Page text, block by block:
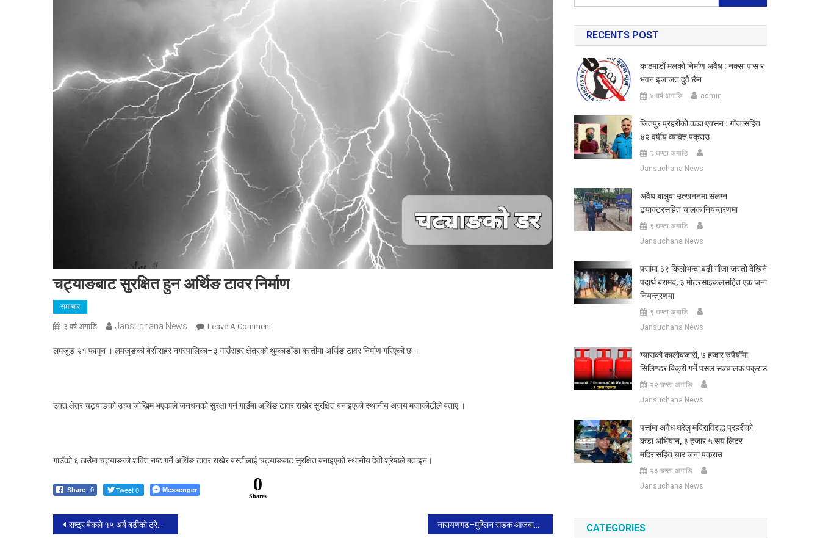
चट्याङबाट सुरक्षित हुन अर्थिङ टावर निर्माण
समाचार
३ वर्ष अगाडि Jansuchana News Leave A CommentOn
सुरक्षित
निर्माण
लमजुङ २१ फागुन । लमजुङको बेसीसहर नगरपालिका–३ गाउँसहर क्षेत्रको थुम्काडाँडा बस्तीमा अर्थिङ टावर निर्माण गरिएको छ ।
उक्त क्षेत्र चट्याङको उच्च जोखिम भएकाले जनधनको सुरक्षा गर्न गाउँमा अर्थिङ टावर राखेर सुरक्षित बनाइएको स्थानीय अजय मजाकोटीले बताए ।
गाउँको ६ ठाउँमा चट्याङको शक्ति नष्ट गर्ने अर्थिङ टावर राखेर बस्तीलाई चट्याङबाट सुरक्षित बनाइएको स्थानीय देवी श्रेष्ठले बताइन।
Share 0 Tweet 0 Messenger 0
Shares
Post
राष्ट्र बैकले १५ अर्ब बढीको ट्रेजरी बिल बिक्री गर्दै नारायणगढ–मुग्लिन सडक आजबाट नियमित सबारीसाधान चल्ने
for:
RECENTS POST
काठमाडौं मलको निर्माण अवैध : नक्सा पास र
भवन इजाजत दुवै छैन
४ वर्ष अगाडि admin
जितपुर प्रहरीको कडा एक्सन : गाँजासहित
४२ वर्षीय व्यक्ति पक्राउ
२ घण्टा अगाडि
Jansuchana News
अवैध बालुवा उत्खननमा संलग्न
ट्र्याक्टरसहित चालक नियन्त्रणमा
९ घण्टा अगाडि
Jansuchana News
पर्सामा ३९ किलोभन्दा बढी गाँजा जस्तो देखिने
पदार्थ बरामद, ३ मोटरसाइकलसहित एक जना
नियन्त्रणमा
९ घण्टा अगाडि
Jansuchana News
ग्यासको कालोबजारी, ७ हजार रुपैयाँमा
सिलिण्डर बिक्री गर्ने पसल सञ्चालक पक्राउ
२२ घण्टा अगाडि
Jansuchana News
पर्सामा अवैध घरेलु मदिराविरुद्ध प्रहरीको
कडा अभियान, ३ हजार ५ सय लिटर
मदिरासहित चार जना पक्राउ
२३ घण्टा अगाडि
Jansuchana News
CATEGORIES